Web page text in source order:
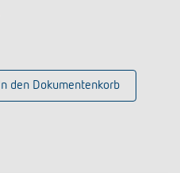
In den Dokumentenkorb